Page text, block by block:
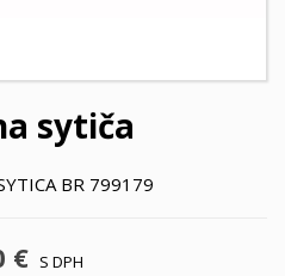
sytiča
BR 799179
€ S DPH